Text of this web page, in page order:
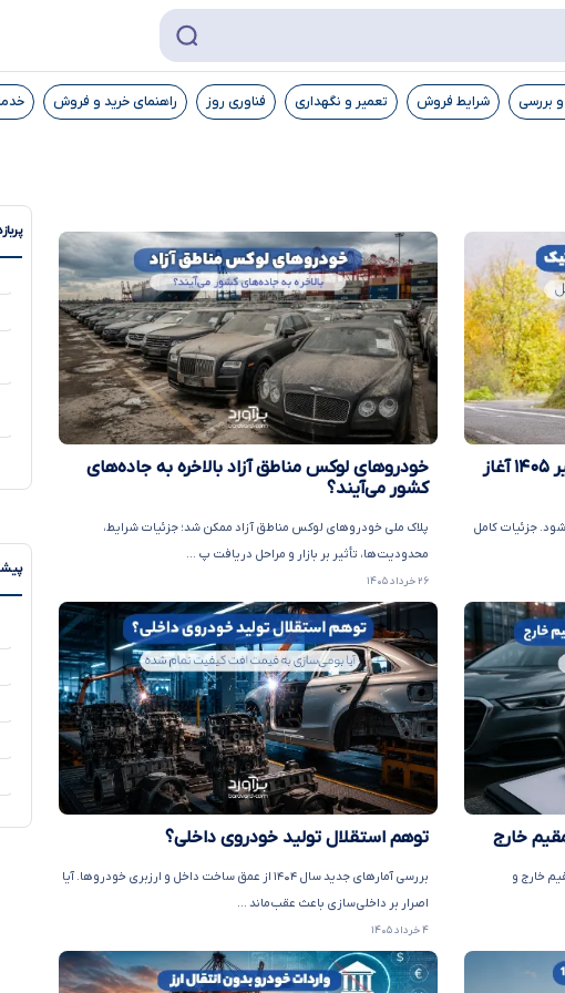
بررسی شرایط فروش تعمیر و نگهداری فناوری روز راهنمای خرید و فروش
پیش‌فروش سایپا آریا اتوماتیک از ۷ تیر ۱۴۰۵ آغاز
از ۷ تیر ۱۴۰۵ آغاز می‌شود. جزئیات کامل
خودروهای لوکس مناطق آزاد بالاخره به جاده‌های
کشور می‌آیند؟
پلاک ملی خودروهای لوکس مناطق آزاد ممکن شد؛ جزئیات شرایط،
محدودیت‌ها، تأثیر بر بازار و مراحل دریافت پ ...
۲۶ خرداد ۱۴۰۵
خارج
خارج و
توهم استقلال تولید خودروی داخلی؟
بررسی آمارهای جدید سال ۱۴۰۴ از عمق ساخت داخل و ارزبری خودروها. آیا
اصرار بر داخلی‌سازی باعث عقب‌ماند ...
۴ خرداد ۱۴۰۵